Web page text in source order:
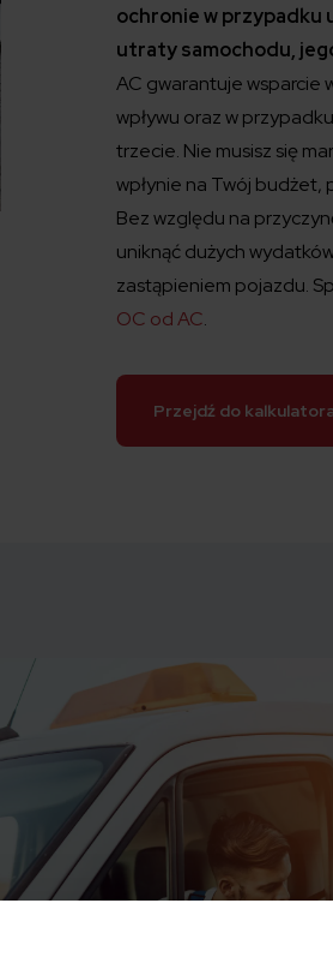
ochronie w przypadku
utraty samochodu,
AC gwarantuje wsparcie
wpływu oraz w
trzecie. Nie musisz się
wpłynie na Twój
Bez względu na
uniknąć dużych
zastąpieniem pojazdu.
OC od AC.
Przejdź do